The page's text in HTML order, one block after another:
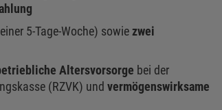
5-Tage-Woche) sowie zwei
Altersvorsorge bei der
(RZVK) und vermögenswirksame